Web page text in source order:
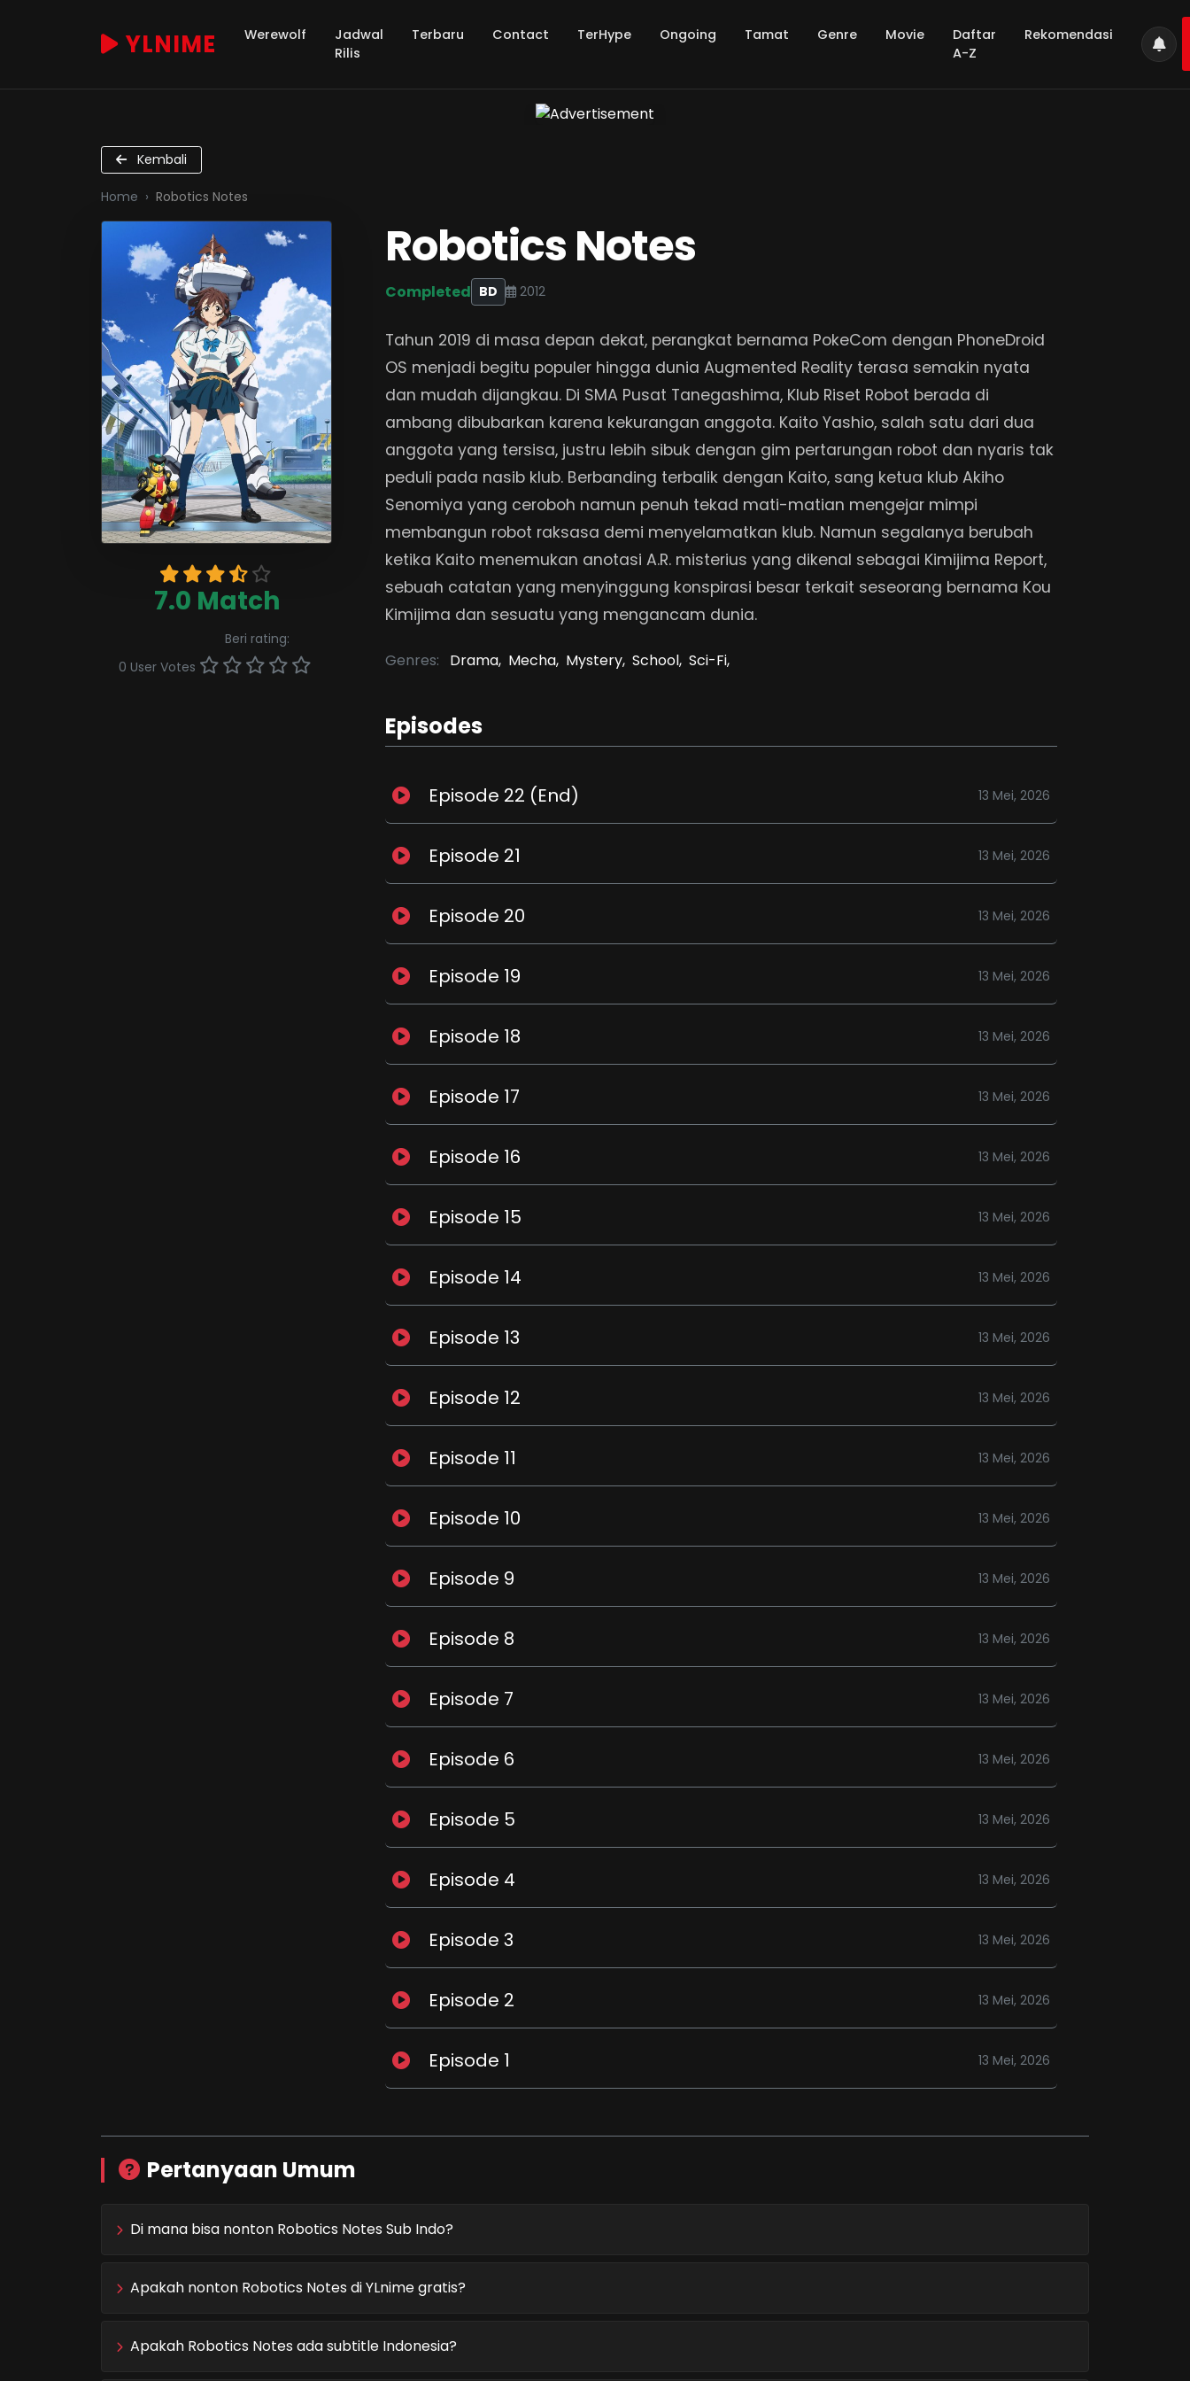
YLNIME Werewolf
Jadwal
Rilis
Terbaru Contact TerHype Ongoing Tamat Genre Movie
Daftar
A-Z
Rekomendasi
Kembali
Home Robotics Notes
7.0 Match
0 User Votes
Beri rating:
Robotics Notes
Completed BD 2012
Tahun 2019 di masa depan dekat, perangkat bernama PokeCom dengan PhoneDroid
OS menjadi begitu populer hingga dunia Augmented Reality terasa semakin nyata
dan mudah dijangkau. Di SMA Pusat Tanegashima, Klub Riset Robot berada di
ambang dibubarkan karena kekurangan anggota. Kaito Yashio, salah satu dari dua
anggota yang tersisa, justru lebih sibuk dengan gim pertarungan robot dan nyaris tak
peduli pada nasib klub. Berbanding terbalik dengan Kaito, sang ketua klub Akiho
Senomiya yang ceroboh namun penuh tekad mati-matian mengejar mimpi
membangun robot raksasa demi menyelamatkan klub. Namun segalanya berubah
ketika Kaito menemukan anotasi A.R. misterius yang dikenal sebagai Kimijima Report,
sebuah catatan yang menyinggung konspirasi besar terkait seseorang bernama Kou
Kimijima dan sesuatu yang mengancam dunia.
Genres: Drama, Mecha, Mystery, School, Sci-Fi,
Episodes
Episode 22 (End) 13 Mei, 2026
Episode 21 13 Mei, 2026
Episode 20 13 Mei, 2026
Episode 19 13 Mei, 2026
Episode 18 13 Mei, 2026
Episode 17 13 Mei, 2026
Episode 16 13 Mei, 2026
Episode 15 13 Mei, 2026
Episode 14 13 Mei, 2026
Episode 13 13 Mei, 2026
Episode 12 13 Mei, 2026
Episode 11 13 Mei, 2026
Episode 10 13 Mei, 2026
Episode 9 13 Mei, 2026
Episode 8 13 Mei, 2026
Episode 7 13 Mei, 2026
Episode 6 13 Mei, 2026
Episode 5 13 Mei, 2026
Episode 4 13 Mei, 2026
Episode 3 13 Mei, 2026
Episode 2 13 Mei, 2026
Episode 1 13 Mei, 2026
Pertanyaan Umum
Di mana bisa nonton Robotics Notes Sub Indo?
Apakah nonton Robotics Notes di YLnime gratis?
Apakah Robotics Notes ada subtitle Indonesia?